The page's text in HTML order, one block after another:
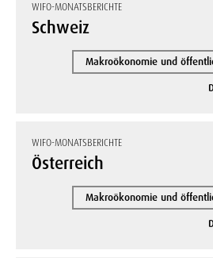
WIFO-MONATSBERICHTE
Schweiz
Makroökonomie und
WIFO-MONATSBERICHTE
Österreich
Makroökonomie und